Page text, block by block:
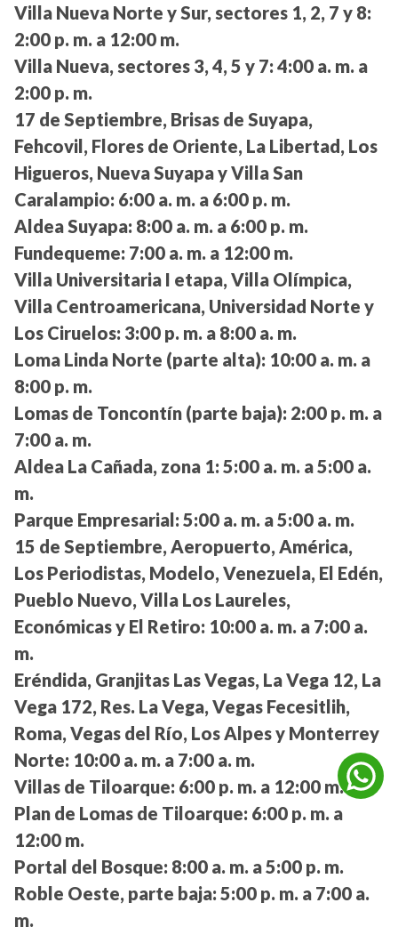
Villa Nueva Norte y Sur, sectores 1, 2, 7 y 8:
2:00 p. m. a 12:00 m.
Villa Nueva, sectores 3, 4, 5 y 7: 4:00 a. m. a
2:00 p. m.
17 de Septiembre, Brisas de Suyapa,
Fehcovil, Flores de Oriente, La Libertad, Los
Higueros, Nueva Suyapa y Villa San
Caralampio: 6:00 a. m. a 6:00 p. m.
Aldea Suyapa: 8:00 a. m. a 6:00 p. m.
Fundequeme: 7:00 a. m. a 12:00 m.
Villa Universitaria I etapa, Villa Olímpica,
Villa Centroamericana, Universidad Norte y
Los Ciruelos: 3:00 p. m. a 8:00 a. m.
Loma Linda Norte (parte alta): 10:00 a. m. a
8:00 p. m.
Lomas de Toncontín (parte baja): 2:00 p. m. a
7:00 a. m.
Aldea La Cañada, zona 1: 5:00 a. m. a 5:00 a.
m.
Parque Empresarial: 5:00 a. m. a 5:00 a. m.
15 de Septiembre, Aeropuerto, América,
Los Periodistas, Modelo, Venezuela, El Edén,
Pueblo Nuevo, Villa Los Laureles,
Económicas y El Retiro: 10:00 a. m. a 7:00 a.
m.
Eréndida, Granjitas Las Vegas, La Vega 12, La
Vega 172, Res. La Vega, Vegas Fecesitlih,
Roma, Vegas del Río, Los Alpes y Monterrey
Norte: 10:00 a. m. a 7:00 a. m.
Villas de Tiloarque: 6:00 p. m. a 12:00 m.
Plan de Lomas de Tiloarque: 6:00 p. m. a
12:00 m.
Portal del Bosque: 8:00 a. m. a 5:00 p. m.
Roble Oeste, parte baja: 5:00 p. m. a 7:00 a.
m.